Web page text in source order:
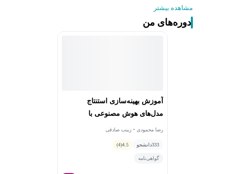
مشاهده بیشتر
دوره‌های من
آموزش بهینه‌سازی استنتاج
مدل‌های هوش مصنوعی با
NVIDIA TensorRT
رضا محمودی • زینب صادقی
333دانشجو 4.5
(4)
گواهی‌نامه